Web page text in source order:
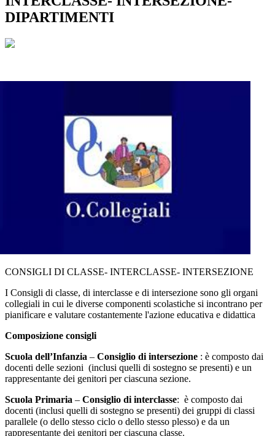
DIPARTIMENTI
CONSIGLI DI CLASSE- INTERCLASSE- INTERSEZIONE
I Consigli di classe, di interclasse e di intersezione sono gli organi
collegiali in cui le diverse componenti scolastiche si incontrano per
pianificare e valutare costantemente l'azione educativa e didattica
Composizione consigli
Scuola dell’Infanzia – Consiglio di intersezione : è composto dai
docenti delle sezioni (inclusi quelli di sostegno se presenti) e un
rappresentante dei genitori per ciascuna sezione.
Scuola Primaria – Consiglio di interclasse: è composto dai
docenti (inclusi quelli di sostegno se presenti) dei gruppi di classi
parallele (o dello stesso ciclo o dello stesso plesso) e da un
rappresentante dei genitori per ciascuna classe.